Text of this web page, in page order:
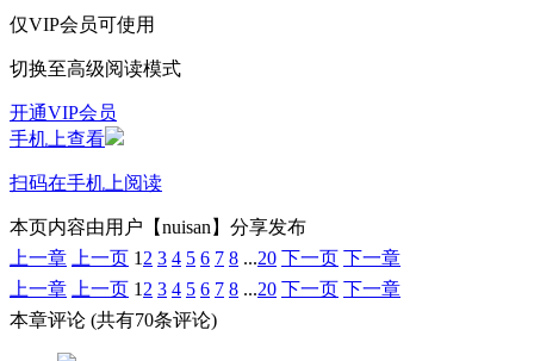
仅VIP会员可使用
切换至高级阅读模式
开通VIP会员
手机上查看
扫码在手机上阅读
本页内容由用户【nuisan】分享发布
上一章
上一页 1 2 3 4 5 6 7 8 ...20 下一页 下一章
上一章
上一页 1 2 3 4 5 6 7 8 ...20 下一页 下一章
本章评论 (共有70条评论)